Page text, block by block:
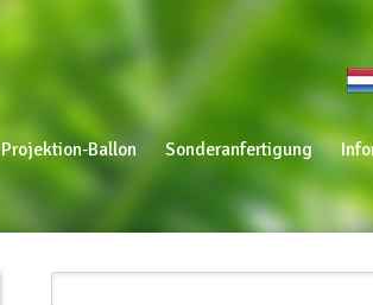
Projektion-Ballon Sonderanfertigung